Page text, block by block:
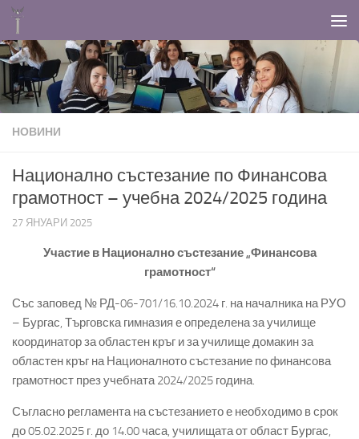
НОВИНИ
Национално състезание по Финансова
грамотност – учебна 2024/2025 година
27 ЯНУАРИ 2025
Участие в Национално състезание „Финансова
грамотност“
Със заповед № РД-06-701/16.10.2024 г. на началника на РУО
– Бургас, Търговска гимназия е определена за училище
координатор за областен кръг и за училище домакин за
областен кръг на Националното състезание по финансова
грамотност през учебната 2024/2025 година.
Съгласно регламента на състезанието е необходимо в срок
до 05.02.2025 г. до 14.00 часа, училищата от област Бургас,